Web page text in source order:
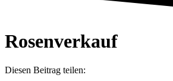
Rosenverkauf
Diesen Beitrag teilen: